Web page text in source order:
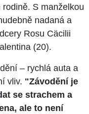
S manželkou
nadaná a
Rosu Cäcilii
(20).
– rychlá auta a
vliv. "Závodění je
se strachem a
ale to není